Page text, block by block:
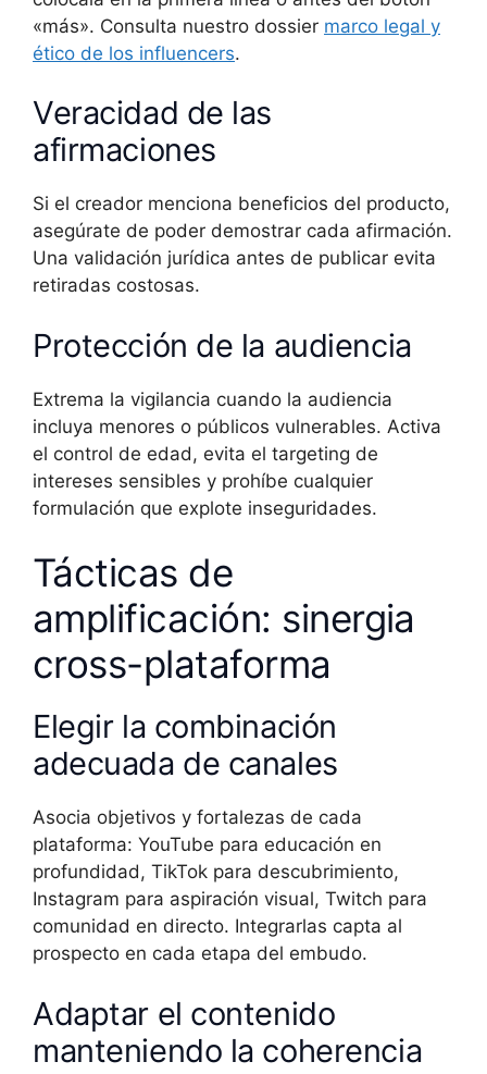
«más». Consulta nuestro dossier marco legal y
ético de los influencers.
Veracidad de las
afirmaciones
Si el creador menciona beneficios del producto,
asegúrate de poder demostrar cada afirmación.
Una validación jurídica antes de publicar evita
retiradas costosas.
Protección de la audiencia
Extrema la vigilancia cuando la audiencia
incluya menores o públicos vulnerables. Activa
el control de edad, evita el targeting de
intereses sensibles y prohíbe cualquier
formulación que explote inseguridades.
Tácticas de
amplificación: sinergia
cross-plataforma
Elegir la combinación
adecuada de canales
Asocia objetivos y fortalezas de cada
plataforma: YouTube para educación en
profundidad, TikTok para descubrimiento,
Instagram para aspiración visual, Twitch para
comunidad en directo. Integrarlas capta al
prospecto en cada etapa del embudo.
Adaptar el contenido
manteniendo la coherencia